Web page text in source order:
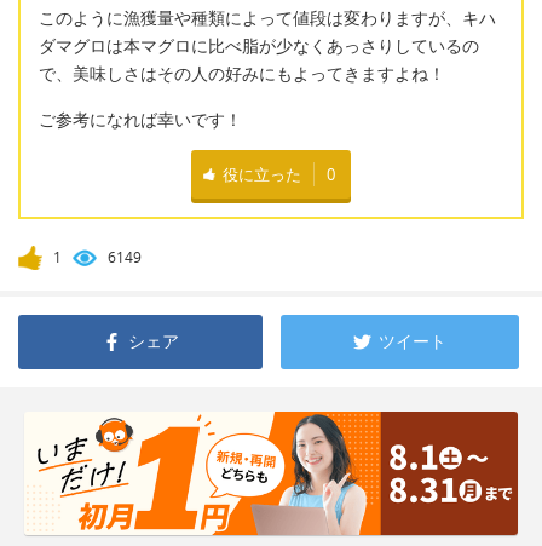
このように漁獲量や種類によって値段は変わりますが、キハ
ダマグロは本マグロに比べ脂が少なくあっさりしているの
で、美味しさはその人の好みにもよってきますよね！
ご参考になれば幸いです！
役に立った 0
1 6149
シェア ツイート